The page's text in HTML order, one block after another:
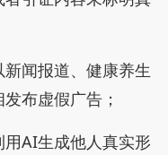
新闻报道、健康养生
布虚假广告；
用AI生成他人真实形